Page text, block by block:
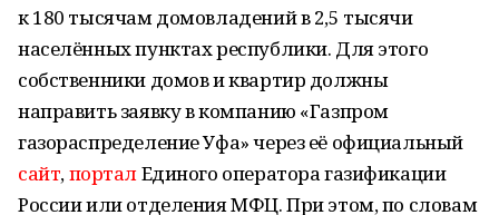
к 180 тысячам домовладений в 2,5 тысячи
населённых пунктах республики. Для этого
собственники домов и квартир должны
направить заявку в компанию «Газпром
газораспределение Уфа» через её официальный
сайт,порталЕдиного оператора газификации
России или отделения МФЦ. При этом, по словам